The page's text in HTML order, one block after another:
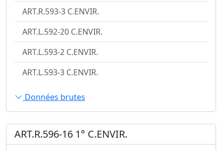
ART.R.593-3 C.ENVIR.
ART.L.592-20 C.ENVIR.
ART.L.593-2 C.ENVIR.
ART.L.593-3 C.ENVIR.
Données brutes
ART.R.596-16 1° C.ENVIR.